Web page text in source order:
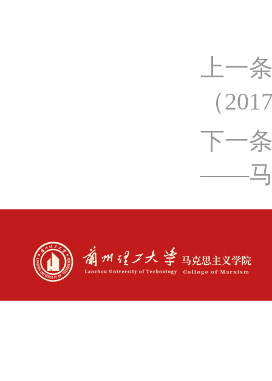
上一
（
下一
——马